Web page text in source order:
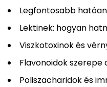
Legfontosabb
Lektinek: hogyan
Viszkotoxinok és
Flavonoidok
Poliszacharidok és